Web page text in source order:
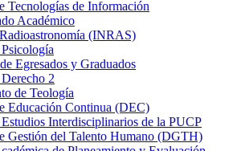
Tecnologías de Información
Académico
(INRAS)
Egresados y Graduados
2
de Teología
Educación Continua (DEC)
Interdisciplinarios de la PUCP
Gestión del Talento Humano (DGTH)